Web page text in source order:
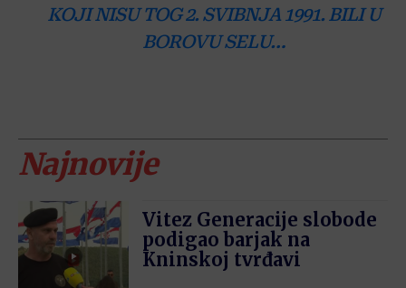
KOJI NISU TOG 2. SVIBNJA 1991. BILI U
BOROVU SELU…
Najnovije
Vitez Generacije slobode
podigao barjak na
Kninskoj tvrđavi